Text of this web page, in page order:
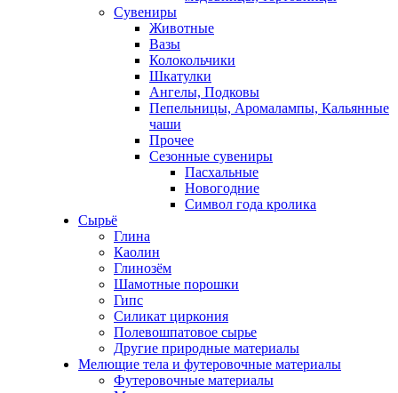
Сувениры
Животные
Вазы
Колокольчики
Шкатулки
Ангелы, Подковы
Пепельницы, Аромалампы, Кальянные
чаши
Прочее
Сезонные сувениры
Пасхальные
Новогодние
Символ года кролика
Сырьё
Глина
Каолин
Глинозём
Шамотные порошки
Гипс
Силикат циркония
Полевошпатовое сырье
Другие природные материалы
Мелющие тела и футеровочные материалы
Футеровочные материалы